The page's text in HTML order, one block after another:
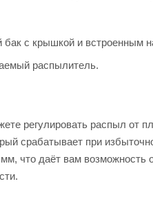
бак с крышкой и встроенным
распылитель.
регулировать распыл от
срабатывает при
что даёт вам возможность